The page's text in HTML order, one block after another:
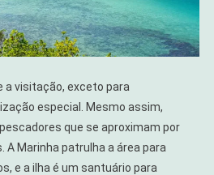
a visitação, exceto para
especial. Mesmo assim,
que se aproximam por
A Marinha patrulha a área para
e a ilha é um santuário para